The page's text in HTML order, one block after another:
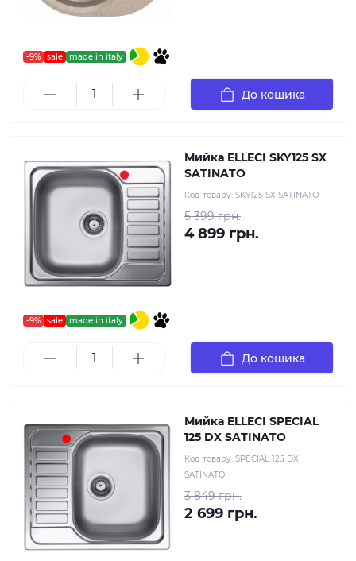
-9% sale made in italy
До кошика
-9% sale made in italy
Мийка ELLECI SKY125 SX
SATINATO
Код товару: SKY125 SX SATINATO
5 399 грн.
4 899 грн.
До кошика
Мийка ELLECI SPECIAL
125 DX SATINATO
Код товару: SPECIAL 125 DX
SATINATO
3 849 грн.
2 699 грн.